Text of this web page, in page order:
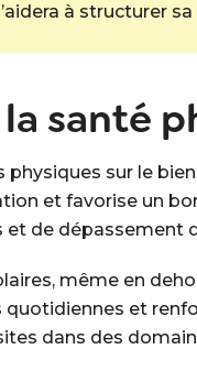
à structurer
santé
physiques sur le
et favorise un
et de dépassement
même en
et
dans des